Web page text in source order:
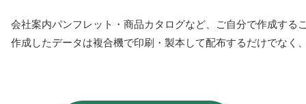
会社案内パンフレット・商品カタログなど、ご自分で作成する
作成したデータは複合機で印刷・製本して配布するだけでなく